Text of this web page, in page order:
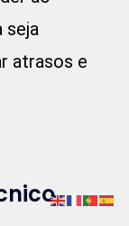
seja
atrasos e